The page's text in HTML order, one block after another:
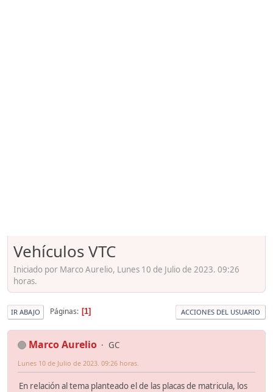
Vehículos VTC
Iniciado por Marco Aurelio, Lunes 10 de Julio de 2023. 09:26
horas.
IR ABAJO Páginas 1 ACCIONES DEL USUARIO
Marco Aurelio GC
Lunes 10 de Julio de 2023. 09:26 horas.
En relación al tema planteado el de las placas de matricula, los